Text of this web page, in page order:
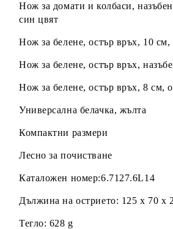
Нож за домати и колбаси,
син цвят
Нож за белене, остър връх, 10 см,
Нож за белене, остър връх,
Нож за белене, остър връх, 8 см,
Универсална белачка, жълта
Компактни размери
Лесно за почистване
Каталожен номер:6.7127.6L14
Дължина на острието: 125 x 70 x
Тегло: 628 g